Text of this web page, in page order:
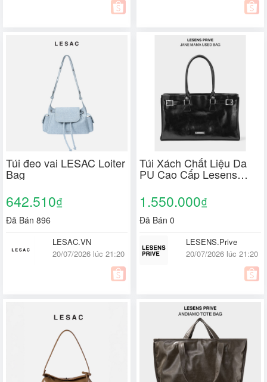
Túi đeo vai LESAC Loiter
Bag
642.510₫
Đã Bán 896
LESAC.VN
20/07/2026 lúc 21:20
Túi Xách Chất Liệu Da
PU Cao Cấp Lesens
Khoá Kéo Logo Kim Loại
Đeo Vai Cầm Tay / Jane
Mama Used Bag
1.550.000₫
Đã Bán 0
LESENS.Prive
20/07/2026 lúc 21:20